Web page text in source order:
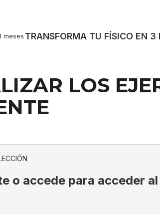
TRANSFORMA TU FÍSICO EN 3
LOS
o accede para acceder